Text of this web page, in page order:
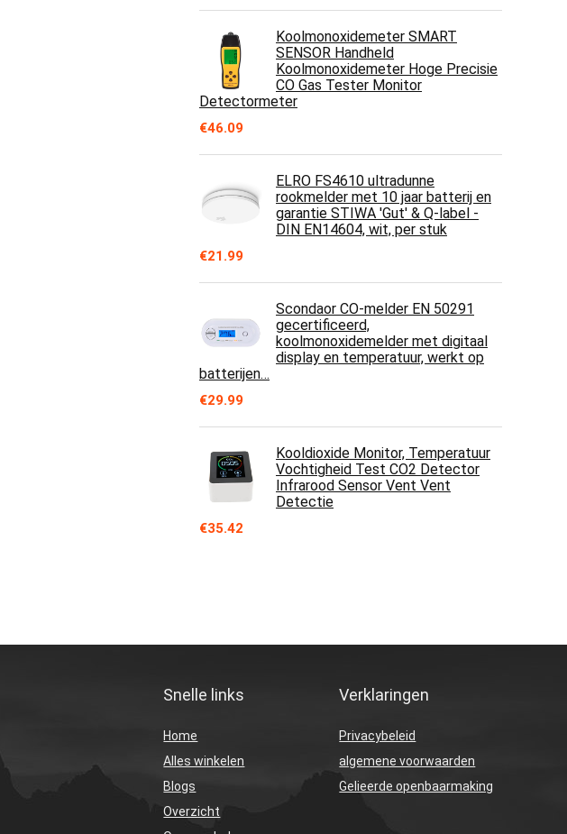
Koolmonoxidemeter SMART
SENSOR Handheld
Koolmonoxidemeter Hoge Precisie
CO Gas Tester Monitor
Detectormeter
€46.09
ELRO FS4610 ultradunne
rookmelder met 10 jaar batterij en
garantie STIWA 'Gut' & Q-label -
DIN EN14604, wit, per stuk
€21.99
Scondaor CO-melder EN 50291
gecertificeerd,
koolmonoxidemelder met digitaal
display en temperatuur, werkt op
batterijen…
€29.99
Kooldioxide Monitor, Temperatuur
Vochtigheid Test CO2 Detector
Infrarood Sensor Vent Vent
Detectie
€35.42
Snelle links
Home
Alles winkelen
Blogs
Overzicht
Verklaringen
Privacybeleid
algemene voorwaarden
Gelieerde openbaarmaking